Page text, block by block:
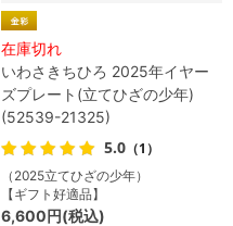
在庫切れ
いわさきちひろ 2025年イヤー
ズプレート(立てひざの少年)
(52539-21325)
5.0 （1）
（2025立てひざの少年）
【ギフト好適品】
6,600円(税込)